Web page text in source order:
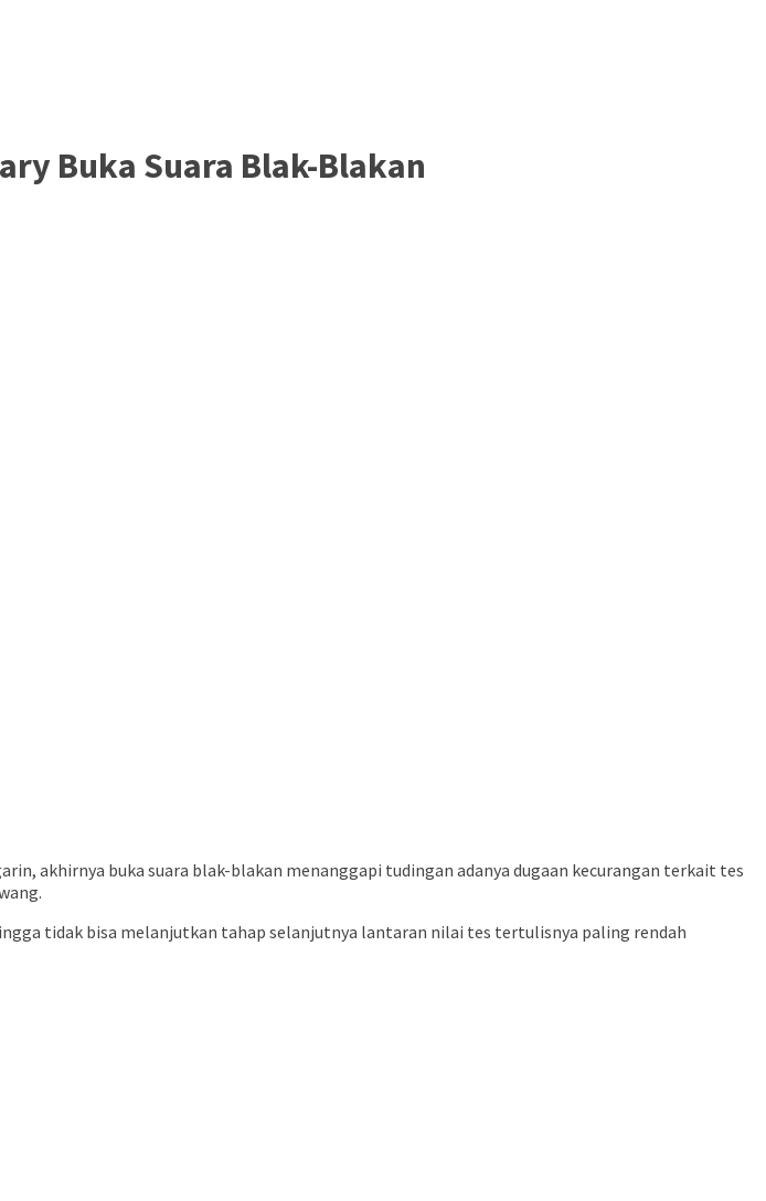
Buka Suara Blak-Blakan
akhirnya buka suara blak-blakan menanggapi tudingan adanya dugaan kecurangan terkait tes
tidak bisa melanjutkan tahap selanjutnya lantaran nilai tes tertulisnya paling rendah